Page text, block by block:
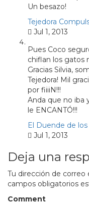
Un besazo!
Tejedora
Jul 1, 2013
Pues Coco
chiflan los gatos
Gracias Silvia,
Tejedora! Mil
por fiiiiN!!!
Anda que no iba
le ENCANTÓ!!!
El Duende de
Jul 1, 2013
Deja una
Tu dirección de correo
campos obligatorios
Comment